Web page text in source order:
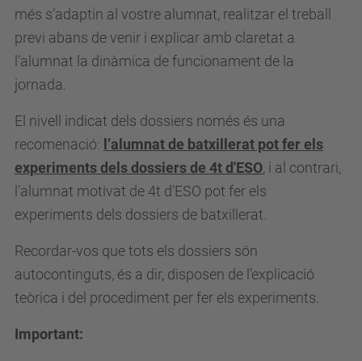
més s’adaptin al vostre alumnat, realitzar el treball
previ abans de venir i explicar amb claretat a
l’alumnat la dinàmica de funcionament de la
jornada.
El nivell indicat dels dossiers només és una
recomenació: l’alumnat de batxillerat pot fer els
experiments dels dossiers de 4t d'ESO, i al contrari,
l’alumnat motivat de 4t d’ESO pot fer els
experiments dels dossiers de batxillerat.
Recordar-vos que tots els dossiers són
autocontinguts, és a dir, disposen de l’explicació
teòrica i del procediment per fer els experiments.
Important: